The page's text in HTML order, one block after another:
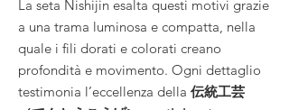
La seta Nishijin esalta questi motivi grazie
a una trama luminosa e compatta, nella
quale i fili dorati e colorati creano
profondità e movimento. Ogni dettaglio
testimonia l’eccellenza della 伝統工芸